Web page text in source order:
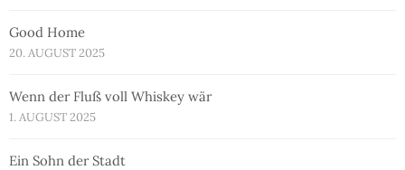
Good Home
20. AUGUST 2025
Wenn der Fluß voll Whiskey wär
1. AUGUST 2025
Ein Sohn der Stadt